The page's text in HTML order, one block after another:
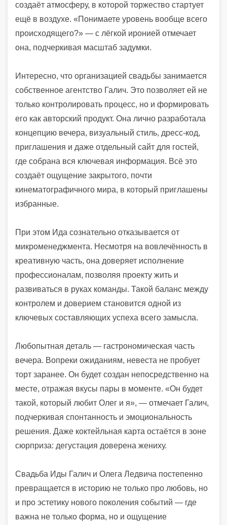
создаёт атмосферу, в которой торжество стартует
ещё в воздухе. «Понимаете уровень вообще всего
происходящего?» — с лёгкой иронией отмечает
она, подчеркивая масштаб задумки.
Интересно, что организацией свадьбы занимается
собственное агентство Галич. Это позволяет ей не
только контролировать процесс, но и формировать
его как авторский продукт. Она лично разработала
концепцию вечера, визуальный стиль, дресс-код,
приглашения и даже отдельный сайт для гостей,
где собрана вся ключевая информация. Всё это
создаёт ощущение закрытого, почти
кинематографичного мира, в который приглашены
избранные.
При этом Ида сознательно отказывается от
микроменеджмента. Несмотря на вовлечённость в
креативную часть, она доверяет исполнение
профессионалам, позволяя проекту жить и
развиваться в руках команды. Такой баланс между
контролем и доверием становится одной из
ключевых составляющих успеха всего замысла.
Любопытная деталь — гастрономическая часть
вечера. Вопреки ожиданиям, невеста не пробует
торт заранее. Он будет создан непосредственно на
месте, отражая вкусы пары в моменте. «Он будет
такой, который любит Олег и я», — отмечает Галич,
подчеркивая спонтанность и эмоциональность
решения. Даже коктейльная карта остаётся в зоне
сюрприза: дегустация доверена жениху.
Свадьба Иды Галич и Олега Ледвича постепенно
превращается в историю не только про любовь, но
и про эстетику нового поколения событий — где
важна не только форма, но и ощущение